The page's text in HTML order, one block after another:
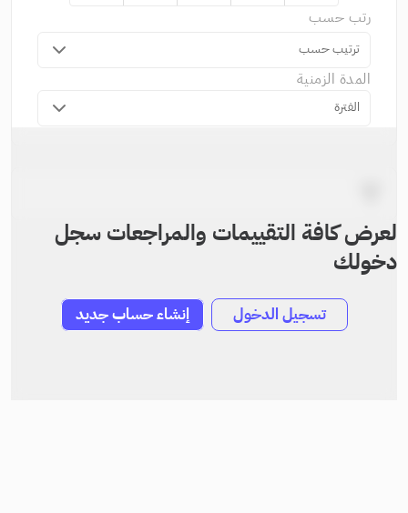
رتب حسب
ترتيب حسب
المدة الزمنية
الفترة
لعرض كافة التقييمات والمراجعات سجل
دخولك
تسجيل الدخول إنشاء حساب جديد